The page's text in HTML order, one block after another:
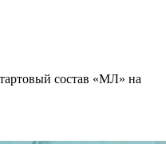
состав «МЛ» на